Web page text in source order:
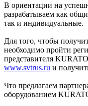
В ориентации на
разрабатываем как
так и индивидуальные.
Для того, чтобы
необходимо пройти
представителя
www.svtrus.ru и
Что предлагаем
оборудованием